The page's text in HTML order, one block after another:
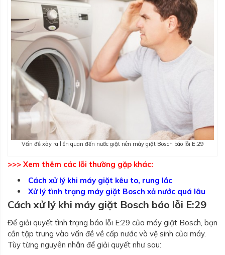
Vấn đề xảy ra liên quan đến nước giặt nên máy giặt Bosch báo lỗi E:29
>>> Xem thêm các lỗi thường gặp khác:
Cách xử lý khi máy giặt kêu to, rung lắc
Xử lý tình trạng máy giặt Bosch xả nước quá lâu
Cách xử lý khi máy giặt Bosch báo lỗi E:29
Để giải quyết tình trạng báo lỗi E:29 của máy giặt Bosch, bạn
cần tập trung vào vấn đề về cấp nước và vệ sinh của máy.
Tùy từng nguyên nhân để giải quyết như sau: